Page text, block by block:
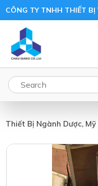
Thiết Bị Ngành Dược, Mỹ